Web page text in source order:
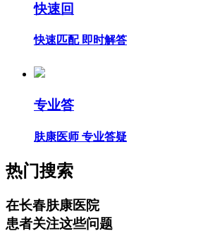
快速回
快速匹配 即时解答
专业答
肤康医师 专业答疑
热门搜索
在长春肤康医院
患者关注这些问题